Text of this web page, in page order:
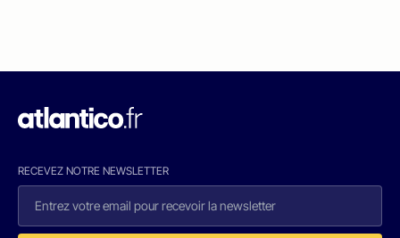
RECEVEZ NOTRE NEWSLETTER